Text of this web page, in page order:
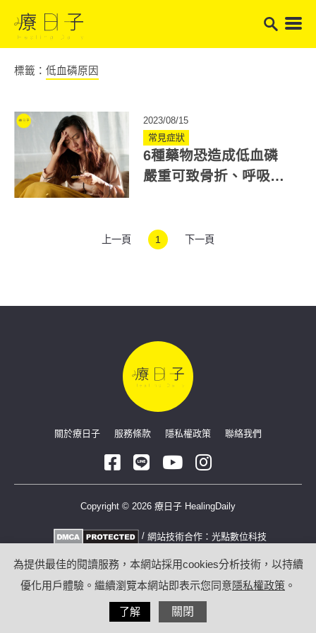
標籤： 低血磷原因
2023/08/15
常見症狀
6種藥物恐造成低血磷
嚴重可致骨折、呼吸衰
上一頁 1 下一頁
關於療日子 服務條款 隱私權政策 聯絡我們
Copyright © 2026 療日子 HealingDaily
/ 網站技術合作： 光點數位科技
為提供最佳的閱讀服務，本網站採用cookies分析技術，以持續
優化用戶體驗。繼續瀏覽本網站即表示您同意隱私權政策 。
了解 關閉